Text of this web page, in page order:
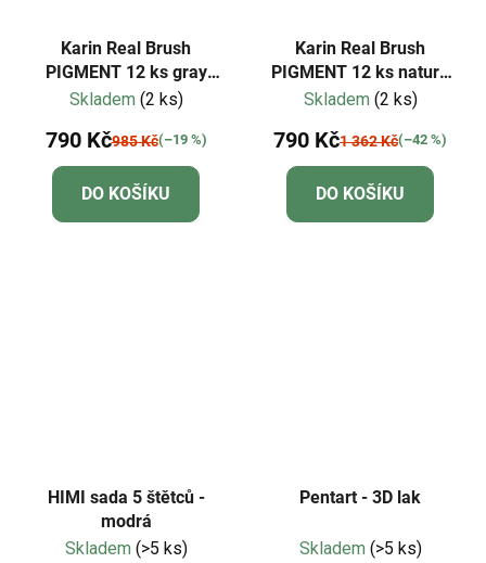
Karin Real Brush
PIGMENT 12 ks gray
colors
Skladem (2 ks)
790 Kč985 Kč(–19 %)
DO KOŠÍKU
Karin Real Brush
PIGMENT 12 ks nature
colors
Skladem (2 ks)
790 Kč1 362 Kč(–42 %)
DO KOŠÍKU
HIMI sada 5 štětců -
modrá
Skladem (>5 ks)
Pentart - 3D lak
Skladem (>5 ks)